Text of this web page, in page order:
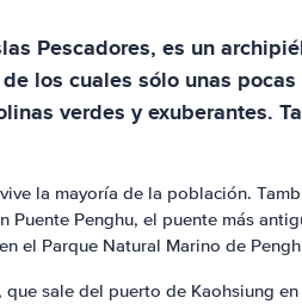
Pescadores, es un
los cuales sólo unas
verdes y exuberantes.
la mayoría de la población.
Penghu, el puente más
el Parque Natural Marino de
que sale del puerto de Kaohsiung